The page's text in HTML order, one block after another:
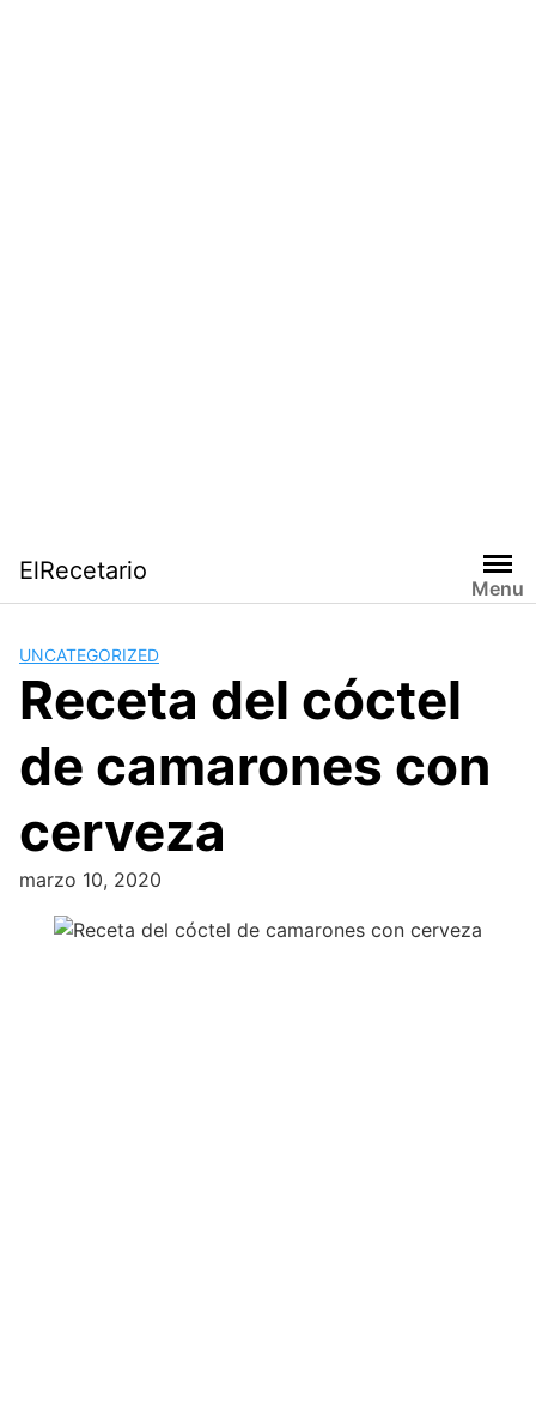
contenido
ElRecetario
Menu
UNCATEGORIZED
Receta del cóctel
de camarones con
cerveza
marzo 10, 2020